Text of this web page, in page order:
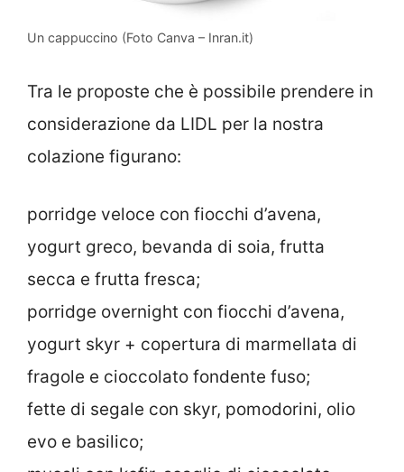
Un cappuccino (Foto Canva – Inran.it)
Tra le proposte che è possibile prendere in
considerazione da LIDL per la nostra
colazione figurano:
porridge veloce con fiocchi d’avena,
yogurt greco, bevanda di soia, frutta
secca e frutta fresca;
porridge overnight con fiocchi d’avena,
yogurt skyr + copertura di marmellata di
fragole e cioccolato fondente fuso;
fette di segale con skyr, pomodorini, olio
evo e basilico;